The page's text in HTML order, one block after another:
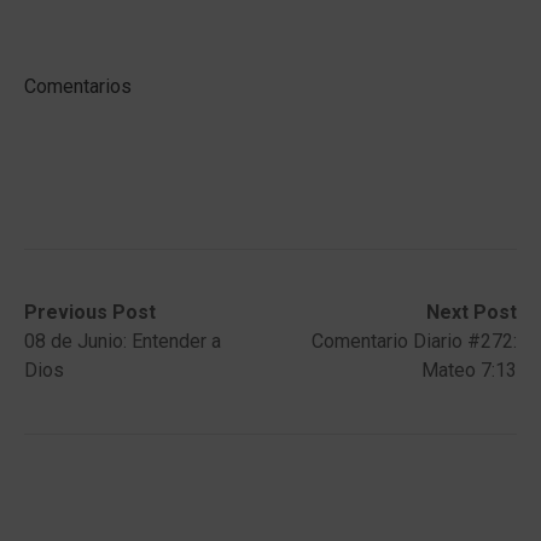
Comentarios
Post
navigation
Previous Post
Previous
post:08 de Junio: Entender a
Dios
Next Post
Next
post:
Comentario Diario #272:
Mateo 7:13